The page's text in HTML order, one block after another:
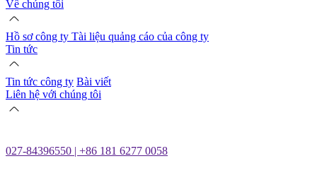
Về chúng tôi
Hồ sơ công ty Tài liệu quảng cáo của công ty
Tin tức
Tin tức công ty Bài viết
Liên hệ với chúng tôi
027-84396550 | +86 181 6277 0058